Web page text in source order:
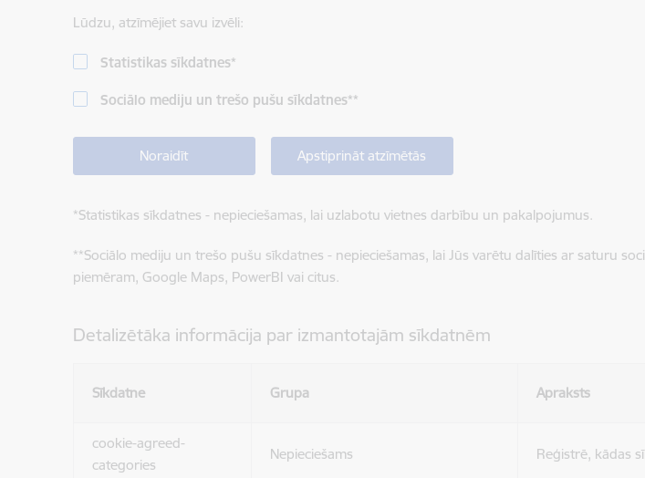
Lūdzu, atzīmējiet savu izvēli:
Statistikas sīkdatnes*
Sociālo mediju un trešo pušu sīkdatnes**
Noraidīt Apstiprināt atzīmētās
*Statistikas sīkdatnes - nepieciešamas, lai uzlabotu vietnes darbību un pakalpojumus.
**Sociālo mediju un trešo pušu sīkdatnes - nepieciešamas, lai Jūs varētu dalīties ar saturu
piemēram, Google Maps, PowerBI vai citus.
Detalizētāka informācija par izmantotajām sīkdatnēm
Sīkdatne Grupa Apraksts
cookie-agreed-
categories
Nepieciešams Reģistrē, kādas